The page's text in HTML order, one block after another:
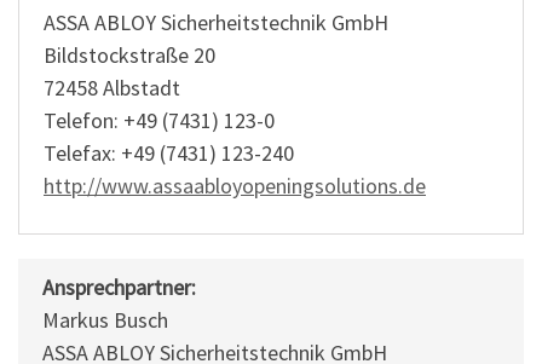
ASSA ABLOY Sicherheitstechnik GmbH
Bildstockstraße 20
72458 Albstadt
Telefon: +49 (7431) 123-0
Telefax: +49 (7431) 123-240
http://www.assaabloyopeningsolutions.de
Ansprechpartner:
Markus Busch
ASSA ABLOY Sicherheitstechnik GmbH